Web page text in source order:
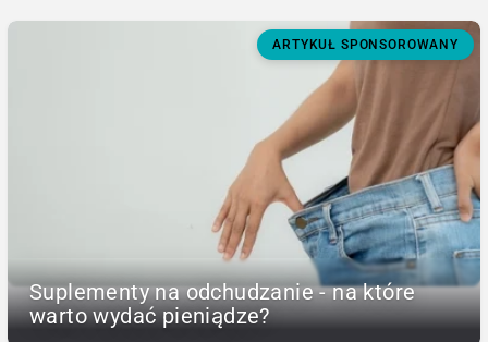
ARTYKUŁ SPONSOROWANY
Suplementy na odchudzanie - na które
warto wydać pieniądze?